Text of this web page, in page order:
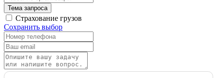
Тема запроса
Страхование грузов
Сохранить выбор